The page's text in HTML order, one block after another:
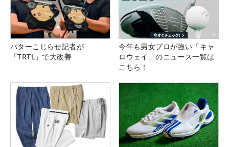
パターこじらせ記者が
「TRTL」で大改善
今年も男女プロが強い「キャ
ロウェイ」のニュース一覧は
こちら！